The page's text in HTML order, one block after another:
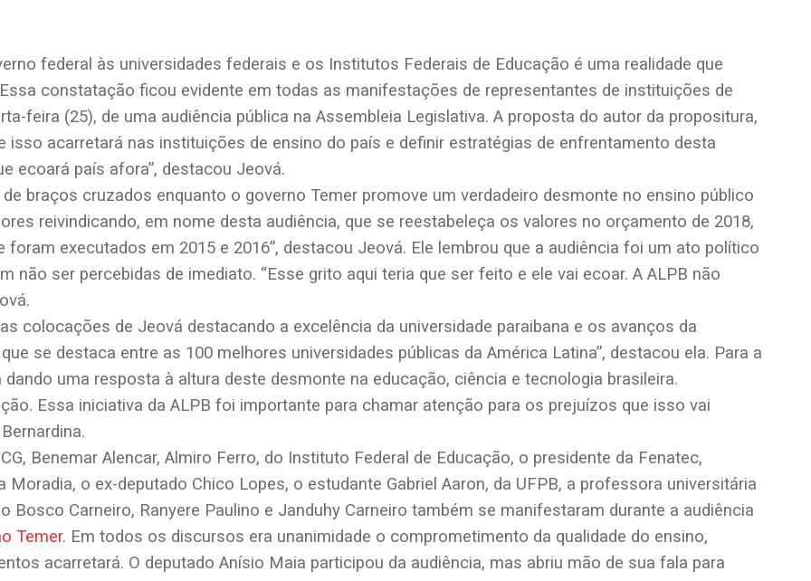
federal às universidades federais e os Institutos Federais de Educação é uma realidade que
constatação ficou evidente em todas as manifestações de representantes de instituições de
feira (25), de uma audiência pública na Assembleia Legislativa. A proposta do autor da propositura,
isso acarretará nas instituições de ensino do país e definir estratégias de enfrentamento desta
ecoará país afora”, destacou Jeová.
braços cruzados enquanto o governo Temer promove um verdadeiro desmonte no ensino público
reivindicando, em nome desta audiência, que se reestabeleça os valores no orçamento de 2018,
executados em 2015 e 2016”, destacou Jeová. Ele lembrou que a audiência foi um ato político
ser percebidas de imediato. “Esse grito aqui teria que ser feito e ele vai ecoar. A ALPB não
colocações de Jeová destacando a excelência da universidade paraibana e os avanços da
se destaca entre as 100 melhores universidades públicas da América Latina”, destacou ela. Para a
uma resposta à altura deste desmonte na educação, ciência e tecnologia brasileira.
Essa iniciativa da ALPB foi importante para chamar atenção para os prejuízos que isso vai
Benemar Alencar, Almiro Ferro, do Instituto Federal de Educação, o presidente da Fenatec,
o ex-deputado Chico Lopes, o estudante Gabriel Aaron, da UFPB, a professora universitária
Carneiro, Ranyere Paulino e Janduhy Carneiro também se manifestaram durante a audiência
Temer. Em todos os discursos era unanimidade o comprometimento da qualidade do ensino,
acarretará. O deputado Anísio Maia participou da audiência, mas abriu mão de sua fala para